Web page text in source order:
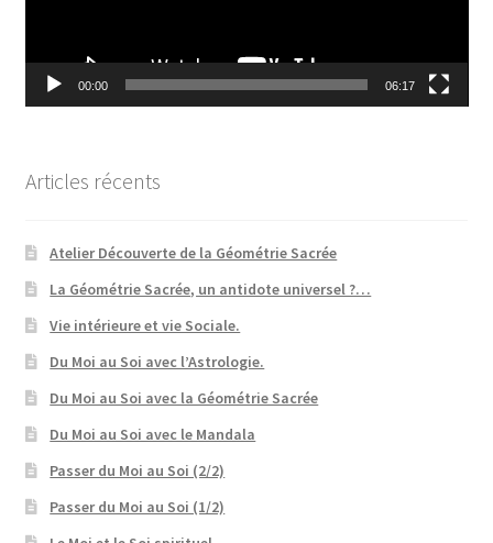
00:00 06:17
Articles récents
Atelier Découverte de la Géométrie Sacrée
La Géométrie Sacrée, un antidote universel ?…
Vie intérieure et vie Sociale.
Du Moi au Soi avec l’Astrologie.
Du Moi au Soi avec la Géométrie Sacrée
Du Moi au Soi avec le Mandala
Passer du Moi au Soi (2/2)
Passer du Moi au Soi (1/2)